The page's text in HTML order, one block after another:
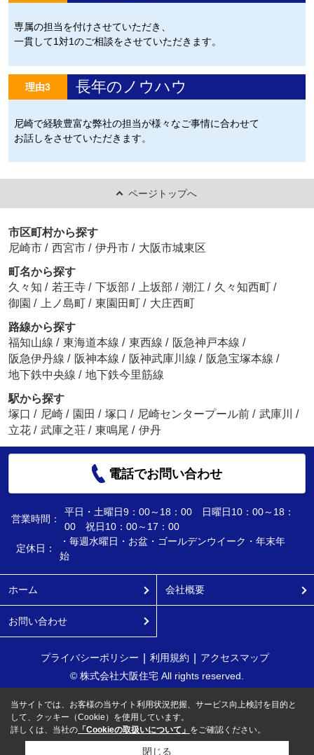
専属の担当を付けさせていただき、
一貫して1対1のご相談をさせていただきます。
理由3 長年のノウハウ
尼崎で経験豊富な弊社の担当が様々なご事情に合わせて
お話しをさせていただきます。
ページトップへ
市区町村から探す
尼崎市 / 西宮市 / 伊丹市 / 大阪市城東区
町名から探す
久々知 / 若王寺 / 下坂部 / 上坂部 / 潮江 / 久々知西町 /
御園 / 上ノ島町 / 東園田町 / 大庄西町
路線から探す
福知山線 / 東海道本線 / 東西線 / 阪急神戸本線 /
阪急伊丹線 / 阪神本線 / 阪神武庫川線 / 阪急宝塚本線 /
地下鉄中央線 / 地下鉄今里筋線
駅から探す
塚口 / 尼崎 / 園田 / 塚口 / 尼崎センタープール前 / 武庫川
/
立花 / 武庫之荘 / 東鳴尾 / 伊丹
電話でお問い合わせ
営業時間：
平日・土曜日9：00～18：00 日曜日10：00～18：
00 祝日10：00～17：00
定休日：
・毎週水曜日・お盆・ゴールデンウイーク・年末年
始
ホーム 会社概要
お問い合わせ
プライバシーポリシー 利用規約
アクセスマップ
© 株式会社大阪住宅 All rights reserved.
当サイトでは、お客様の当サイト利用状況把握、サービス向上検討を目的と
して、クッキー（Cookie）を使用しています。
詳しくは、当社の 「Cookieの取扱いについて」 をご確認ください。
閉じる